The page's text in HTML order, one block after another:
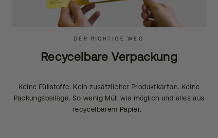
DER RICHTIGE WEG
Recycelbare Verpackung
Keine Füllstoffe. Kein zusätzlicher Produktkarton. Keine
Packungsbeilage. So wenig Müll wie möglich und alles aus
recycelbarem Papier.